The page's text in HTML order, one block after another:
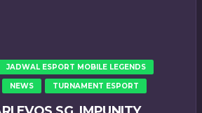
JADWAL ESPORT MOBILE LEGENDS
NEWS TURNAMENT ESPORT